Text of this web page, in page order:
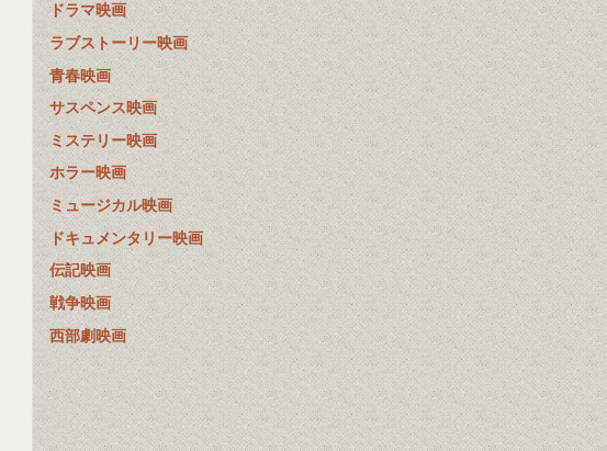
ドラマ映画
ラブストーリー映画
青春映画
サスペンス映画
ミステリー映画
ホラー映画
ミュージカル映画
ドキュメンタリー映画
伝記映画
戦争映画
西部劇映画